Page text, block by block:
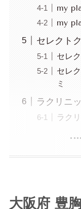
my
my
セレクト
セレ
セレ
ミ
ラクリニ
ラク
大阪府 豊